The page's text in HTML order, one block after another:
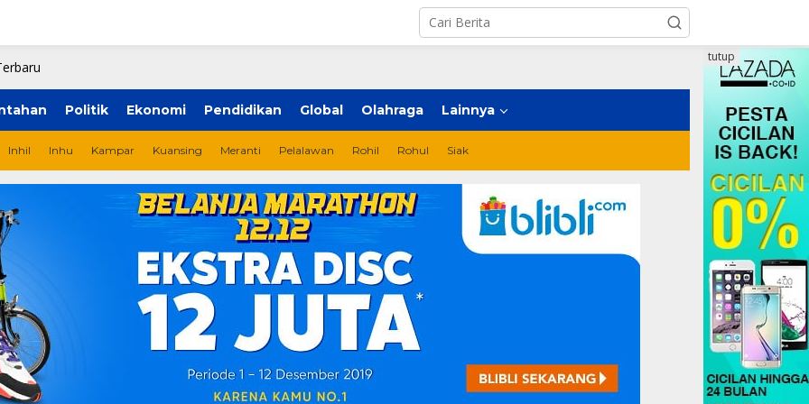
Politik Ekonomi Pendidikan Global Olahraga Lainnya
Inhil Inhu Kampar Kuansing Meranti Pelalawan Rohil Rohul Siak
tutup